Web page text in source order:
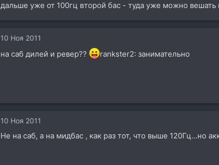
дальше уже от 100гц второй бас - туда уже можно
10 Ноя 2011
на саб дилей и ревер?? rankster2: занимательно
10 Ноя 2011
Не на саб, а на мидбас , как раз тот, что выше 120Гц...но